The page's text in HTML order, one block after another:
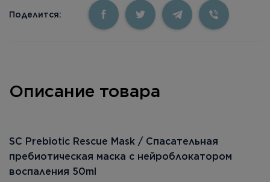
Поделится:
Описание товара
SC Prebiotic Rescue Mask / Спасательная
пребиотическая маска с нейроблокатором
воспаления 50ml